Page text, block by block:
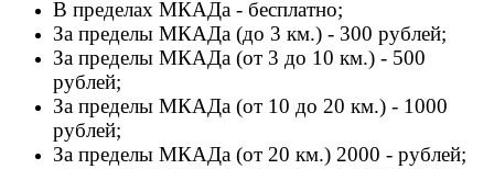
В пределах МКАДа - бесплатно;
За пределы МКАДа (до 3 км.) - 300 рублей;
За пределы МКАДа (от 3 до 10 км.) - 500
рублей;
За пределы МКАДа (от 10 до 20 км.) - 1000
рублей;
За пределы МКАДа (от 20 км.) 2000 - рублей;